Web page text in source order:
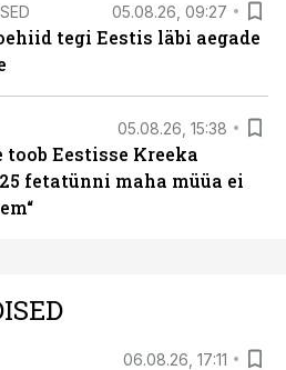
05.08.26, 09:27
tegi Eestis läbi aegade
05.08.26, 15:38
toob Eestisse Kreeka
fetatünni maha müüa ei
06.08.26, 17:11